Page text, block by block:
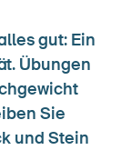
gut: Ein
Übungen
Sie
und Stein